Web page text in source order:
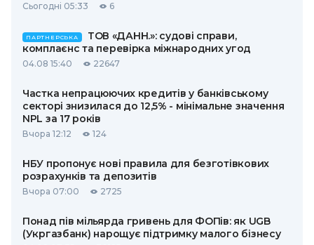
Сьогодні 05:33 6
ПАРТНЕРСЬКА
ТОВ «ДАНН.»: судові справи,
комплаєнс та перевірка міжнародних угод
04.08 15:40 22647
Частка непрацюючих кредитів у банківському
секторі знизилася до 12,5% - мінімальне значення
NPL за 17 років
Вчора 12:12 124
НБУ пропонує нові правила для безготівкових
розрахунків та депозитів
Вчора 07:00 2725
Понад пів мільярда гривень для ФОПів: як UGB
(Укргазбанк) нарощує підтримку малого бізнесу